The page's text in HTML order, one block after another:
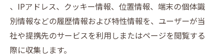
、IPアドレス、クッキー情報、位置情報、端末の個体識
別情報などの履歴情報および特性情報を、ユーザーが当
社や提携先のサービスを利用しまたはページを閲覧する
際に収集します。